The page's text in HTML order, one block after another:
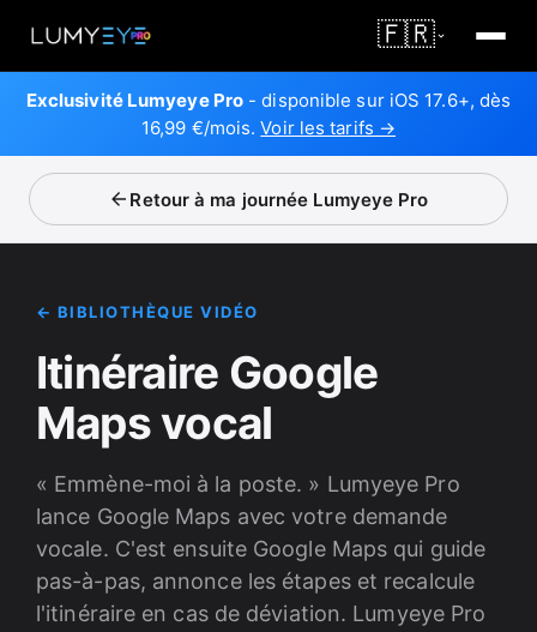
🇫🇷
Exclusivité Lumyeye Pro - disponible sur iOS 17.6+, dès
16,99 €/mois.Voir les tarifs →
Retour à ma journée Lumyeye Pro
← BIBLIOTHÈQUE VIDÉO
Itinéraire Google
Maps vocal
« Emmène-moi à la poste. » Lumyeye Pro
lance Google Maps avec votre demande
vocale. C'est ensuite Google Maps qui guide
pas-à-pas, annonce les étapes et recalcule
l'itinéraire en cas de déviation. Lumyeye Pro